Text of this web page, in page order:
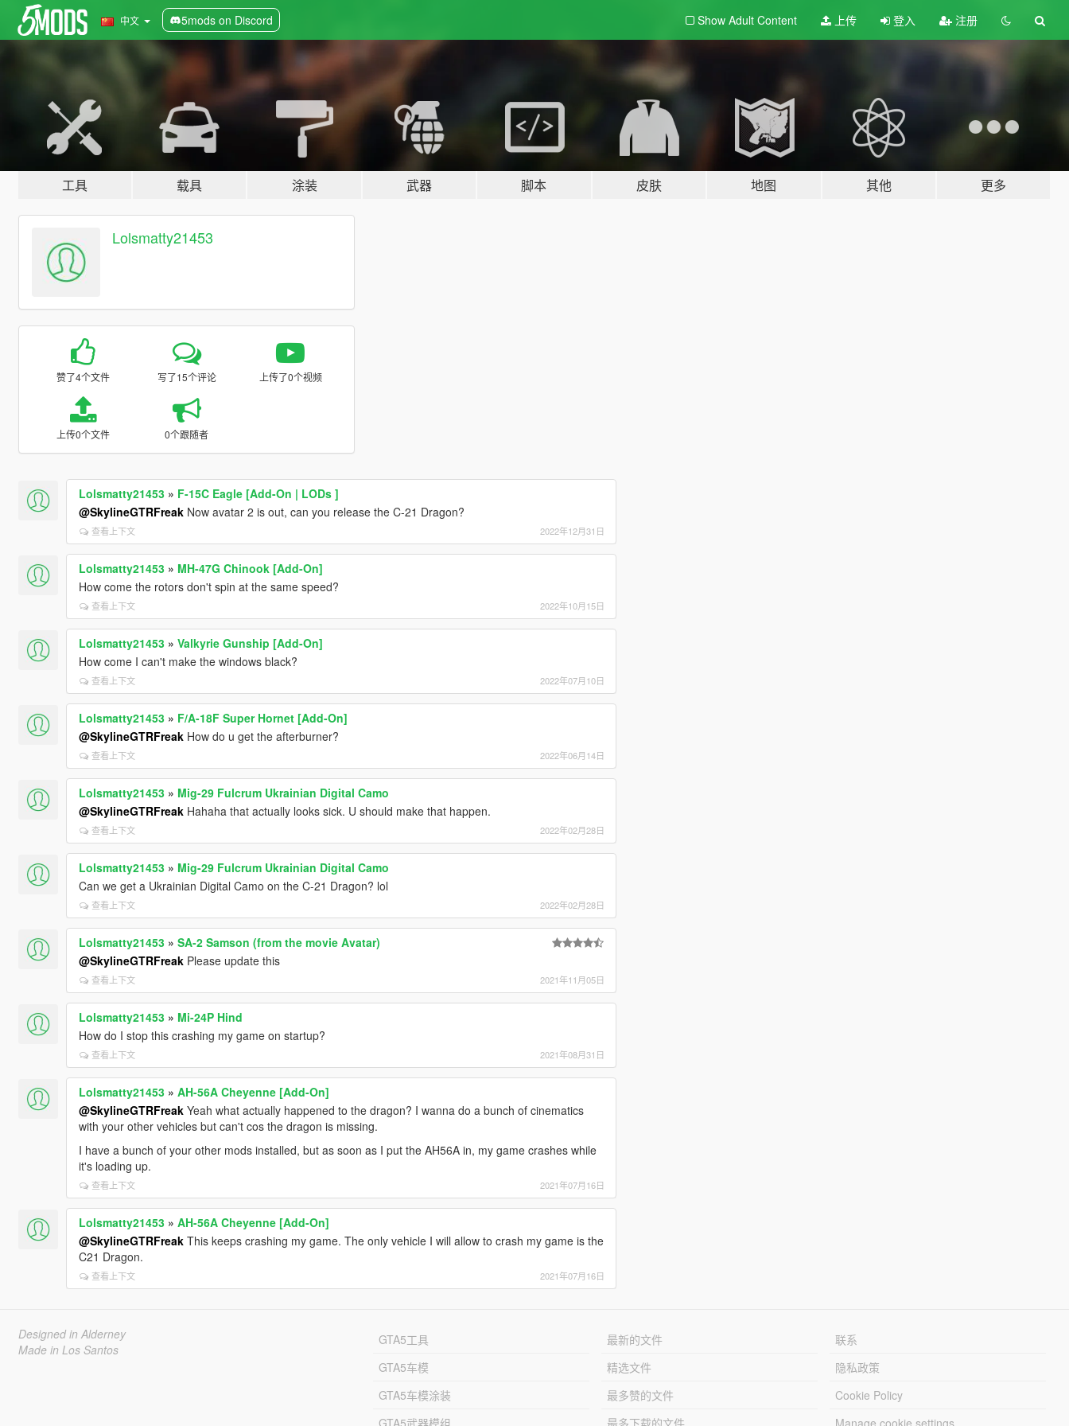
中文 5mods on Discord Show Adult Content 上传 登入 注册
工具 载具 涂装 武器 脚本 皮肤 地图 其他 更多
Lolsmatty21453
赞了4个文件 写了15个评论 上传了0个视频
上传0个文件 0个跟随者
Lolsmatty21453» F-15C Eagle [Add-On | LODs ]
@SkylineGTRFreakNow avatar 2 is out, can you release the C-21 Dragon?
查看上下文 2022年12月31日
Lolsmatty21453» MH-47G Chinook [Add-On]
How come the rotors don't spin at the same speed?
查看上下文 2022年10月15日
Lolsmatty21453» Valkyrie Gunship [Add-On]
How come I can't make the windows black?
查看上下文 2022年07月10日
Lolsmatty21453» F/A-18F Super Hornet [Add-On]
@SkylineGTRFreakHow do u get the afterburner?
查看上下文 2022年06月14日
Lolsmatty21453» Mig-29 Fulcrum Ukrainian Digital Camo
@SkylineGTRFreakHahaha that actually looks sick. U should make that happen.
查看上下文 2022年02月28日
Lolsmatty21453» Mig-29 Fulcrum Ukrainian Digital Camo
Can we get a Ukrainian Digital Camo on the C-21 Dragon? lol
查看上下文 2022年02月28日
Lolsmatty21453» SA-2 Samson (from the movie Avatar)
@SkylineGTRFreakPlease update this
查看上下文 2021年11月05日
Lolsmatty21453» Mi-24P Hind
How do I stop this crashing my game on startup?
查看上下文 2021年08月31日
Lolsmatty21453» AH-56A Cheyenne [Add-On]
@SkylineGTRFreakYeah what actually happened to the dragon? I wanna do a bunch of cinematics
with your other vehicles but can't cos the dragon is missing.
I have a bunch of your other mods installed, but as soon as I put the AH56A in, my game crashes while
it's loading up.
查看上下文 2021年07月16日
Lolsmatty21453» AH-56A Cheyenne [Add-On]
@SkylineGTRFreakThis keeps crashing my game. The only vehicle I will allow to crash my game is the
C21 Dragon.
查看上下文 2021年07月16日
Designed in Alderney
Made in Los Santos
GTA5工具
GTA5车模
GTA5车模涂装
GTA5武器模组
最新的文件
精选文件
最多赞的文件
最多下载的文件
联系
隐私政策
Cookie Policy
Manage cookie settings